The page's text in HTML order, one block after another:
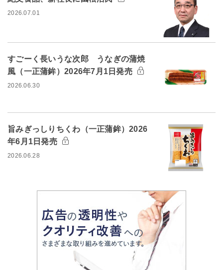
2026.07.01
すごーく長いうな次郎 うなぎの蒲焼
風（一正蒲鉾）2026年7月1日発売
2026.06.30
旨みぎっしりちくわ（一正蒲鉾）2026
年6月1日発売
2026.06.28